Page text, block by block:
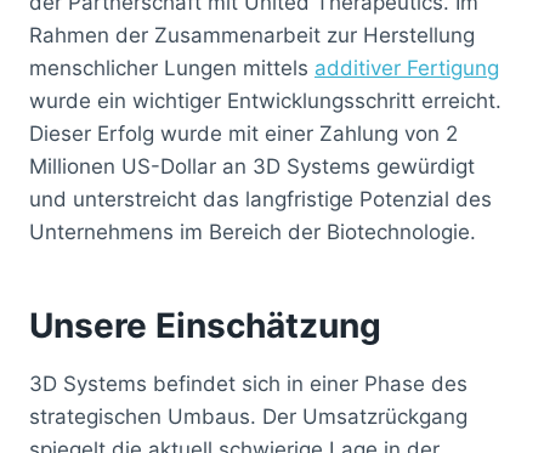
Rahmen der Zusammenarbeit zur Herstellung
menschlicher Lungen mittels additiver Fertigung
wurde ein wichtiger Entwicklungsschritt erreicht.
Dieser Erfolg wurde mit einer Zahlung von 2
Millionen US-Dollar an 3D Systems gewürdigt
und unterstreicht das langfristige Potenzial des
Unternehmens im Bereich der Biotechnologie.
Unsere Einschätzung
3D Systems befindet sich in einer Phase des
strategischen Umbaus. Der Umsatzrückgang